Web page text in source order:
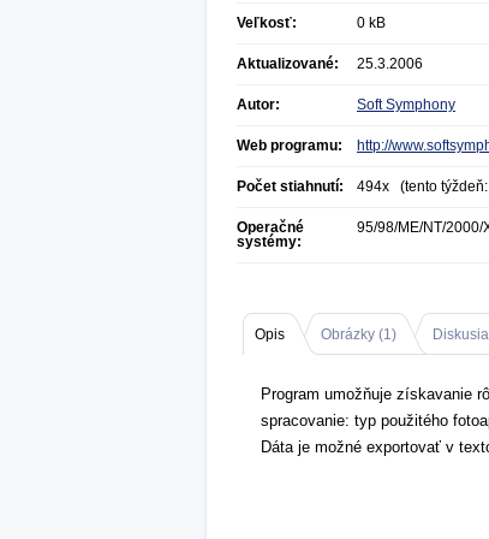
Veľkosť: 0 kB
Aktualizované: 25.3.2006
Autor: Soft Symphony
Web programu: http://
Počet stiahnutí: 494x (tento
Operačné
systémy:
95/98/ME/NT/2000/
Opis Obrázky (1)
Program umožňuje získavanie
spracovanie: typ použitého
Dáta je možné exportovať v